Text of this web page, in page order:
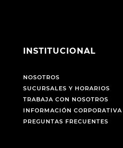
INSTITUCIONAL
NOSOTROS
SUCURSALES Y HORARIOS
TRABAJA CON NOSOTROS
INFORMACIÓN CORPORATIVA
PREGUNTAS FRECUENTES